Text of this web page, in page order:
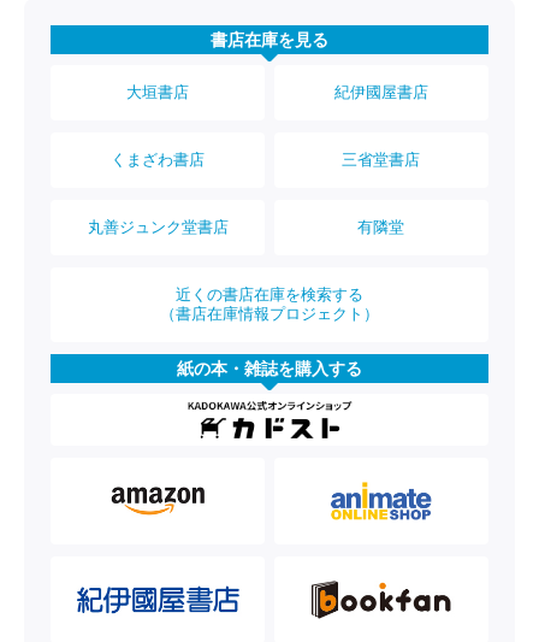
書店在庫を見る
大垣書店 紀伊國屋書店
くまざわ書店 三省堂書店
丸善ジュンク堂書店 有隣堂
近くの書店在庫を検索する
（書店在庫情報プロジェクト）
紙の本・雑誌を購入する